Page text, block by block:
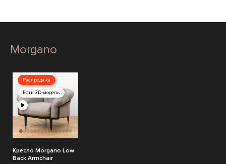
Morgano
Распродажа
Есть 3D-модель
Кресло Morgano Low
Back Armchair